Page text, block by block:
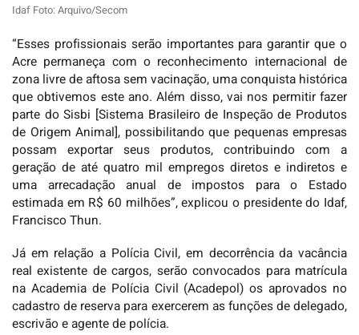
Idaf Foto: Arquivo/Secom
“Esses profissionais serão importantes para garantir que o
Acre permaneça com o reconhecimento internacional de
zona livre de aftosa sem vacinação, uma conquista histórica
que obtivemos este ano. Além disso, vai nos permitir fazer
parte do Sisbi [Sistema Brasileiro de Inspeção de Produtos
de Origem Animal], possibilitando que pequenas empresas
possam exportar seus produtos, contribuindo com a
geração de até quatro mil empregos diretos e indiretos e
uma arrecadação anual de impostos para o Estado
estimada em R$ 60 milhões”, explicou o presidente do Idaf,
Francisco Thun.
Já em relação a Polícia Civil, em decorrência da vacância
real existente de cargos, serão convocados para matrícula
na Academia de Polícia Civil (Acadepol) os aprovados no
cadastro de reserva para exercerem as funções de delegado,
escrivão e agente de polícia.